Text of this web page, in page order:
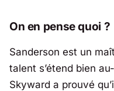
On en pense quoi ?
Sanderson est un
talent s’étend bien
Skyward a prouvé